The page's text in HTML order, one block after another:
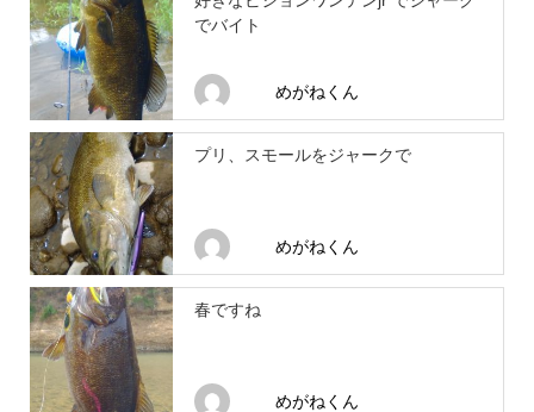
でバイト
めがねくん
プリ、スモールをジャークで
めがねくん
春ですね
めがねくん